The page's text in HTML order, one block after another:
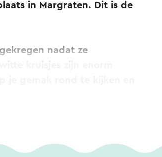
in Margraten. Dit is de
nadat ze
werd als eerste